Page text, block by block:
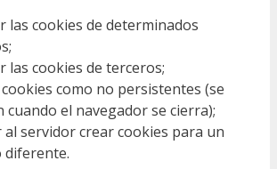
las cookies de determinados
las cookies de terceros;
como no persistentes (se
cuando el navegador se cierra);
servidor crear cookies para un
diferente.